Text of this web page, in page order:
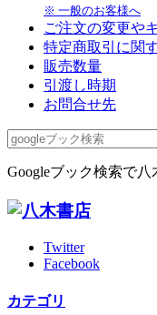
※ 一般のお客様へ
ご注文の変更や
特定商取引に関
販売数量
引渡し時期
お問合せ先
Googleブック検索で
Twitter
Facebook
カテゴリ